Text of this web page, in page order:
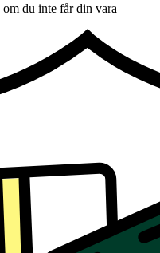
om du inte får din vara